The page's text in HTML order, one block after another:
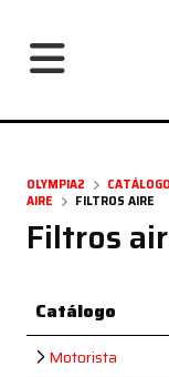
Navegación principal
OLYMPIA2 CATÁLOGO
AIRE
FILTROS AIRE
Filtros
Catálogo
Motorista